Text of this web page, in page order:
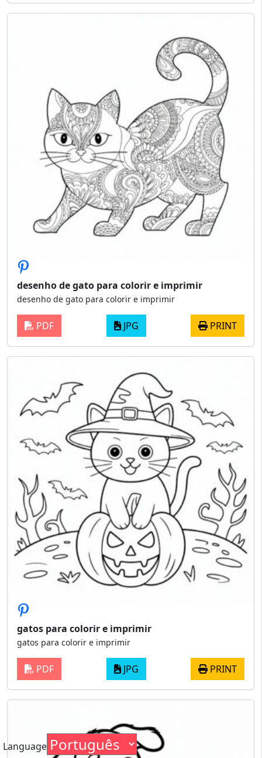
desenho de gato para colorir e imprimir
desenho de gato para colorir e imprimir
PDF JPG PRINT
gatos para colorir e imprimir
gatos para colorir e imprimir
PDF JPG PRINT
Language